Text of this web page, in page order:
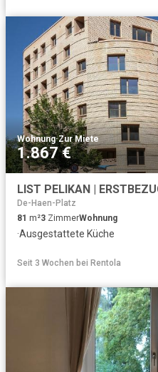
Wohnung·Zur Miete
1.867 €
De-Haen-Platz
81 m²3 ZimmerWohnung
·Ausgestattete Küche
Seit 3 Wochen bei Rentola